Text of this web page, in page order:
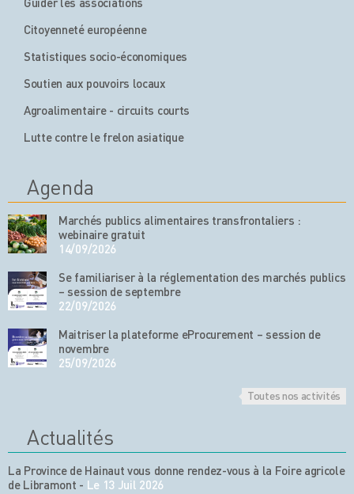
Citoyenneté européenne
Statistiques socio-économiques
Soutien aux pouvoirs locaux
Agroalimentaire - circuits courts
Lutte contre le frelon asiatique
Agenda
Marchés publics alimentaires transfrontaliers :
webinaire gratuit
14/09/2026
Se familiariser à la réglementation des marchés publics
– session de septembre
22/09/2026
Maitriser la plateforme eProcurement – session de
novembre
25/09/2026
Toutes nos activités
Actualités
La Province de Hainaut vous donne rendez-vous à la Foire agricole
de Libramont - Le 13 Juil 2026